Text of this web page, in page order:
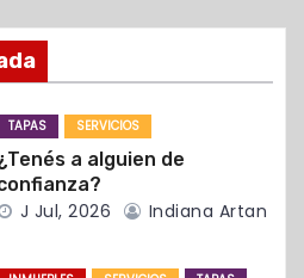
TAPAS SERVICIOS
a alguien de
J Jul, 2026 Indiana Artan